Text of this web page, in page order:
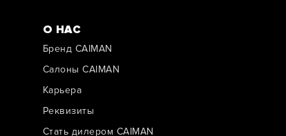
О НАС
Бренд CAIMAN
Салоны CAIMAN
Карьера
Реквизиты
Стать дилером CAIMAN